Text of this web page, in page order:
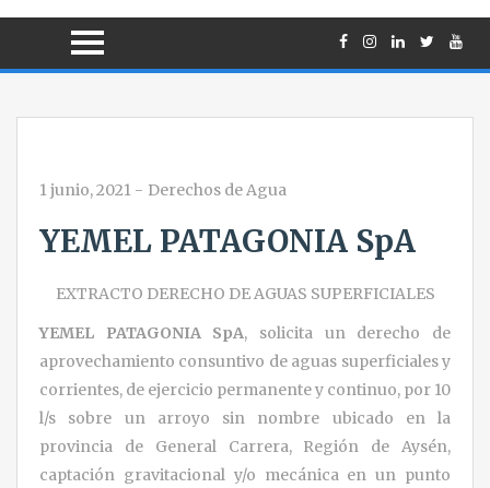
1 junio, 2021 - Derechos de Agua
YEMEL PATAGONIA SpA
EXTRACTO DERECHO DE AGUAS SUPERFICIALES
YEMEL PATAGONIA SpA, solicita un derecho de
aprovechamiento consuntivo de aguas superficiales y
corrientes, de ejercicio permanente y continuo, por 10
l/s sobre un arroyo sin nombre ubicado en la
provincia de General Carrera, Región de Aysén,
captación gravitacional y/o mecánica en un punto